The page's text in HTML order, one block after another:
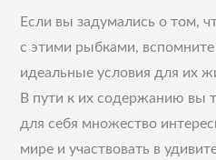
Если вы задумались о том,
с этими рыбками, вспомните
идеальные условия для их
В пути к их содержанию вы
для себя множество
мире и участвовать в